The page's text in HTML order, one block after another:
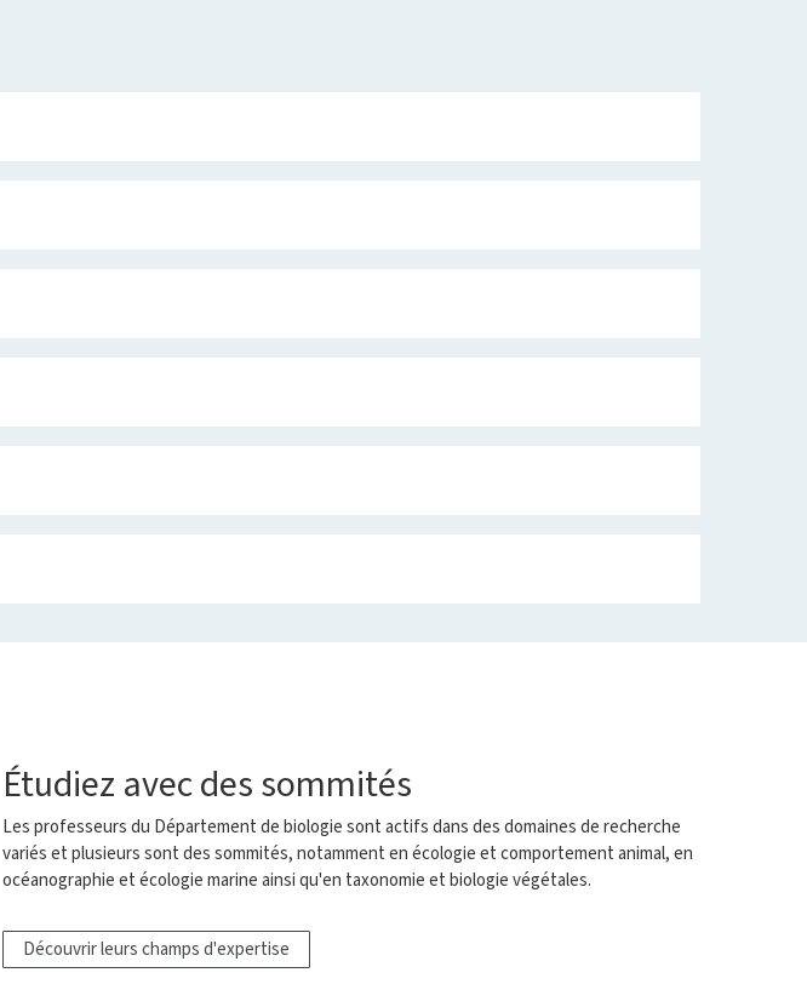
Étudiez avec des sommités
Les professeurs du Département de biologie sont actifs dans des domaines de recherche
variés et plusieurs sont des sommités, notamment en écologie et comportement animal, en
océanographie et écologie marine ainsi qu'en taxonomie et biologie végétales.
Découvrir leurs champs d'expertise